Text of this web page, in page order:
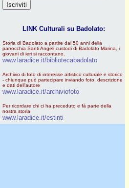
LINK Culturali su Badolato:
Storia di Badolato a partire dai 50 anni della
parrocchia Santi Angeli custodi di Badolato Marina, i
giovani di ieri si raccontano.
www.laradice.it/bibliotecabadolato
Archivio di foto di interesse artistico culturale e storico
- chiunque può partecipare inviando foto, descrizione
e dati dell'autore
www.laradice.it/archiviofoto
Per ricordare chi ci ha preceduto e fà parte della
nostra storia
www.laradice.it/estinti